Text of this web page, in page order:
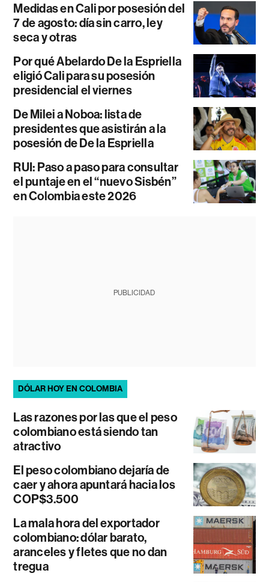
Medidas en Cali por posesión del
7 de agosto: día sin carro, ley
seca y otras
Por qué Abelardo De la Espriella
eligió Cali para su posesión
presidencial el viernes
De Milei a Noboa: lista de
presidentes que asistirán a la
posesión de De la Espriella
RUI: Paso a paso para consultar
el puntaje en el “nuevo Sisbén”
en Colombia este 2026
PUBLICIDAD
DÓLAR HOY EN COLOMBIA
Las razones por las que el peso
colombiano está siendo tan
atractivo
El peso colombiano dejaría de
caer y ahora apuntará hacia los
COP$3.500
La mala hora del exportador
colombiano: dólar barato,
aranceles y fletes que no dan
tregua